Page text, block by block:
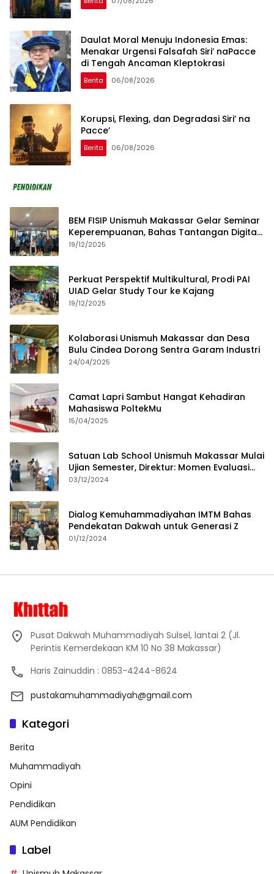
Daulat Moral Menuju Indonesia Emas:
Menakar Urgensi Falsafah Siri’ naPacce
di Tengah Ancaman Kleptokrasi
Berita 06/08/2026
Korupsi, Flexing, dan Degradasi Siri’ na
Pacce’
Berita 06/08/2026
BEM FISIP Unismuh Makassar Gelar Seminar
Keperempuanan, Bahas Tantangan Digital
dan Budaya Lokal
19/12/2025
Perkuat Perspektif Multikultural, Prodi PAI
UIAD Gelar Study Tour ke Kajang
19/12/2025
Kolaborasi Unismuh Makassar dan Desa
Bulu Cindea Dorong Sentra Garam Industri
24/04/2025
Camat Lapri Sambut Hangat Kehadiran
Mahasiswa PoltekMu
15/04/2025
Satuan Lab School Unismuh Makassar Mulai
Ujian Semester, Direktur: Momen Evaluasi
Proses Pembelajaran
03/12/2024
Dialog Kemuhammadiyahan IMTM Bahas
Pendekatan Dakwah untuk Generasi Z
01/12/2024
Pusat Dakwah Muhammadiyah Sulsel, lantai 2 (Jl.
Perintis Kemerdekaan KM 10 No 38 Makassar)
Haris Zainuddin : 0853-4244-8624
pustakamuhammadiyah@gmail.com
Kategori
Berita
Muhammadiyah
Opini
Pendidikan
AUM Pendidikan
Label